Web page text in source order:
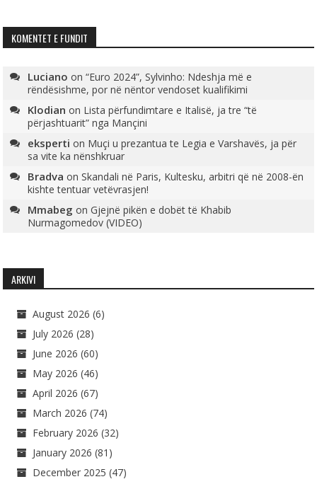
KOMENTET E FUNDIT
Luciano on“Euro 2024”, Sylvinho: Ndeshja më e
rëndësishme, por në nëntor vendoset kualifikimi
Klodian on Lista përfundimtare e Italisë, ja tre “të
përjashtuarit” nga Mançini
eksperti on Muçi u prezantua te Legia e Varshavës, ja për
sa vite ka nënshkruar
Bradva onSkandali në Paris, Kultesku, arbitri që në 2008-ën
kishte tentuar vetëvrasjen!
Mmabeg onGjejnë pikën e dobët të Khabib
Nurmagomedov (VIDEO)
ARKIVI
August 2026 (6)
July 2026 (28)
June 2026 (60)
May 2026 (46)
April 2026 (67)
March 2026 (74)
February 2026 (32)
January 2026 (81)
December 2025 (47)